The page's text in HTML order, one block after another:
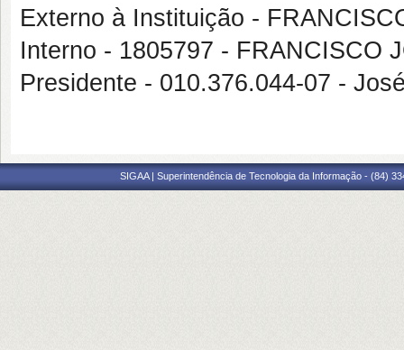
Externo à Instituição -
Interno - 1805797 - FRANCISCO
Presidente - 010.376.044-07 -
SIGAA | Superintendência de Tecnologia da Informação - (84)